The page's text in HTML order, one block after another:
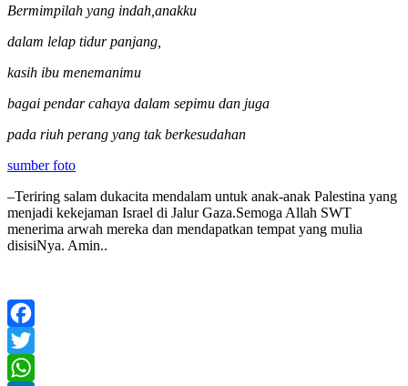
Bermimpilah yang indah,anakku
dalam lelap tidur panjang,
kasih ibu menemanimu
bagai pendar cahaya dalam sepimu dan juga
pada riuh perang yang tak berkesudahan
sumber foto
–Teriring salam dukacita mendalam untuk anak-anak Palestina yang
menjadi kekejaman Israel di Jalur Gaza.Semoga Allah SWT
menerima arwah mereka dan mendapatkan tempat yang mulia
disisiNya. Amin..
Facebook
Twitter